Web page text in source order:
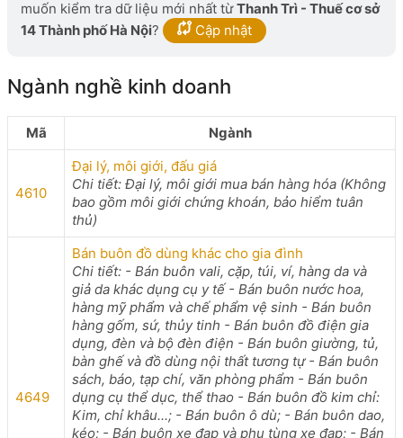
muốn kiểm tra dữ liệu mới nhất từThanh Trì - Thuế cơ sở
14 Thành phố Hà Nội? Cập nhật
Ngành nghề kinh doanh
Mã Ngành
4610
Đại lý, môi giới, đấu giá
Chi tiết: Đại lý, môi giới mua bán hàng hóa (Không
bao gồm môi giới chứng khoán, bảo hiểm tuân
thủ)
4649
Bán buôn đồ dùng khác cho gia đình
Chi tiết: - Bán buôn vali, cặp, túi, ví, hàng da và
giả da khác dụng cụ y tế - Bán buôn nước hoa,
hàng mỹ phẩm và chế phẩm vệ sinh - Bán buôn
hàng gốm, sứ, thủy tinh - Bán buôn đồ điện gia
dụng, đèn và bộ đèn điện - Bán buôn giường, tủ,
bàn ghế và đồ dùng nội thất tương tự - Bán buôn
sách, báo, tạp chí, văn phòng phẩm - Bán buôn
dụng cụ thể dục, thể thao - Bán buôn đồ kim chỉ:
Kim, chỉ khâu...; - Bán buôn ô dù; - Bán buôn dao,
kéo; - Bán buôn xe đạp và phụ tùng xe đạp; - Bán